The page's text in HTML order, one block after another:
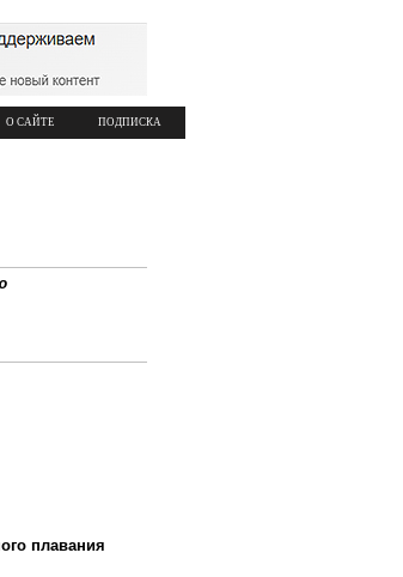
О САЙТЕ ПОДПИСКА
плавания